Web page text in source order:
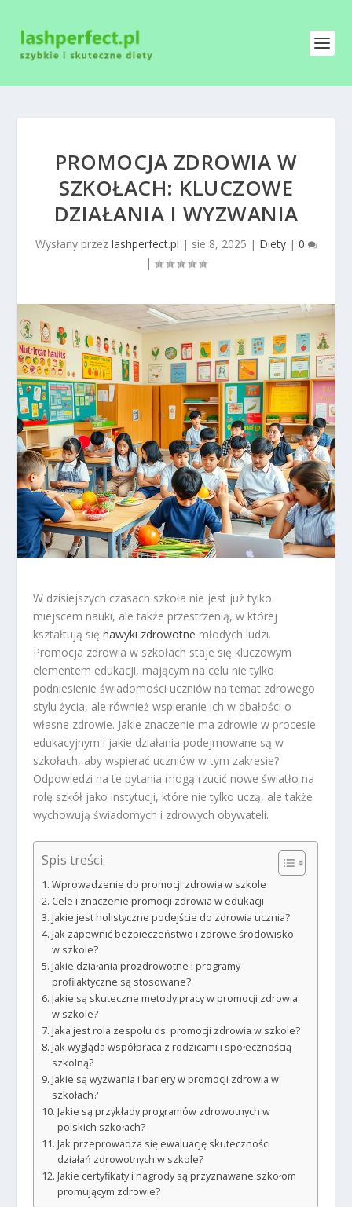
PROMOCJA ZDROWIA W
SZKOŁACH: KLUCZOWE
DZIAŁANIA I WYZWANIA
Wysłany przez lashperfect.pl | sie 8, 2025 | Diety| 0
|
W dzisiejszych czasach szkoła nie jest już tylko
miejscem nauki, ale także przestrzenią, w której
kształtują sięnawyki zdrowotne młodych ludzi.
Promocja zdrowia w szkołach staje się kluczowym
elementem edukacji, mającym na celu nie tylko
podniesienie świadomości uczniów na temat zdrowego
stylu życia, ale również wspieranie ich w dbałości o
własne zdrowie. Jakie znaczenie ma zdrowie w procesie
edukacyjnym i jakie działania podejmowane są w
szkołach, aby wspierać uczniów w tym zakresie?
Odpowiedzi na te pytania mogą rzucić nowe światło na
rolę szkół jako instytucji, które nie tylko uczą, ale także
wychowują świadomych i zdrowych obywateli.
Spis treści
Wprowadzenie do promocji zdrowia w szkole
Cele i znaczenie promocji zdrowia w edukacji
Jakie jest holistyczne podejście do zdrowia ucznia?
Jak zapewnić bezpieczeństwo i zdrowe środowisko
w szkole?
Jakie działania prozdrowotne i programy
profilaktyczne są stosowane?
Jakie są skuteczne metody pracy w promocji zdrowia
w szkole?
Jaka jest rola zespołu ds. promocji zdrowia w szkole?
Jak wygląda współpraca z rodzicami i społecznością
szkolną?
Jakie są wyzwania i bariery w promocji zdrowia w
szkołach?
Jakie są przykłady programów zdrowotnych w
polskich szkołach?
Jak przeprowadza się ewaluację skuteczności
działań zdrowotnych w szkole?
Jakie certyfikaty i nagrody są przyznawane szkołom
promującym zdrowie?